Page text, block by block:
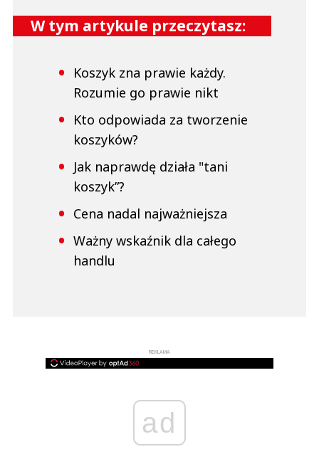
W tym artykule przeczytasz:
Koszyk zna prawie każdy.
Rozumie go prawie nikt
Kto odpowiada za tworzenie
koszyków?
Jak naprawdę działa "tani
koszyk”?
Cena nadal najważniejsza
Ważny wskaźnik dla całego
handlu
REKLAMA
ad